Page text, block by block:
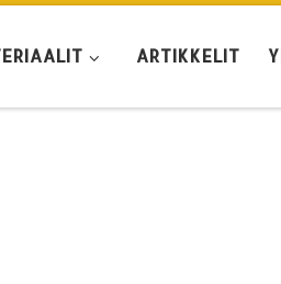
ARTIKKELIT